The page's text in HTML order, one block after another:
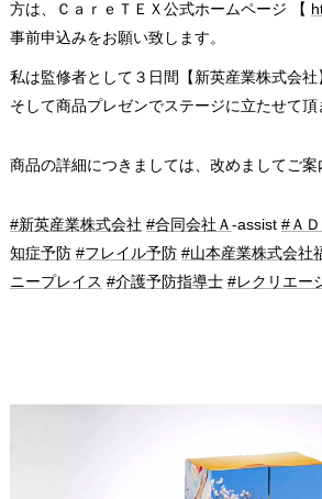
方は、ＣａｒｅＴＥＸ公式ホームページ 【
事前申込みをお願い致します。
私は監修者として３日間【新英産業株式会社
そして商品プレゼンでステージに立たせて頂
商品の詳細につきましては、改めましてご
#新英産業株式会社 #合同会社Ａ -assist #Ａ
知症予防 #フレイル予防 #山本産業株式会社
ニープレイス #介護予防指導士 #レクリエー